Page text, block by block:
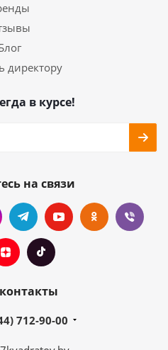
директору
в курсе!
на связи
712-90-00